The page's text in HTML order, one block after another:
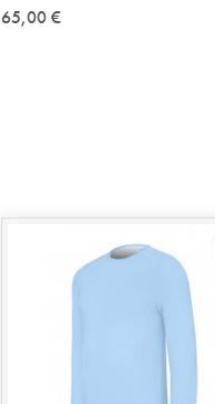
65,00 €